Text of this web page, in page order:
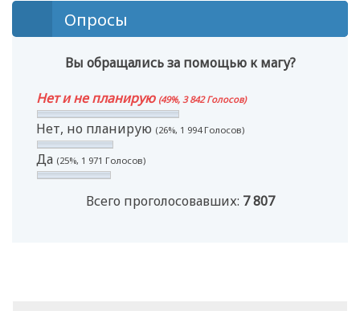
Опросы
Вы обращались за помощью к магу?
Нет и не планирую (49%, 3 842 Голосов)
Нет, но планирую (26%, 1 994 Голосов)
Да (25%, 1 971 Голосов)
Всего проголосовавших: 7 807